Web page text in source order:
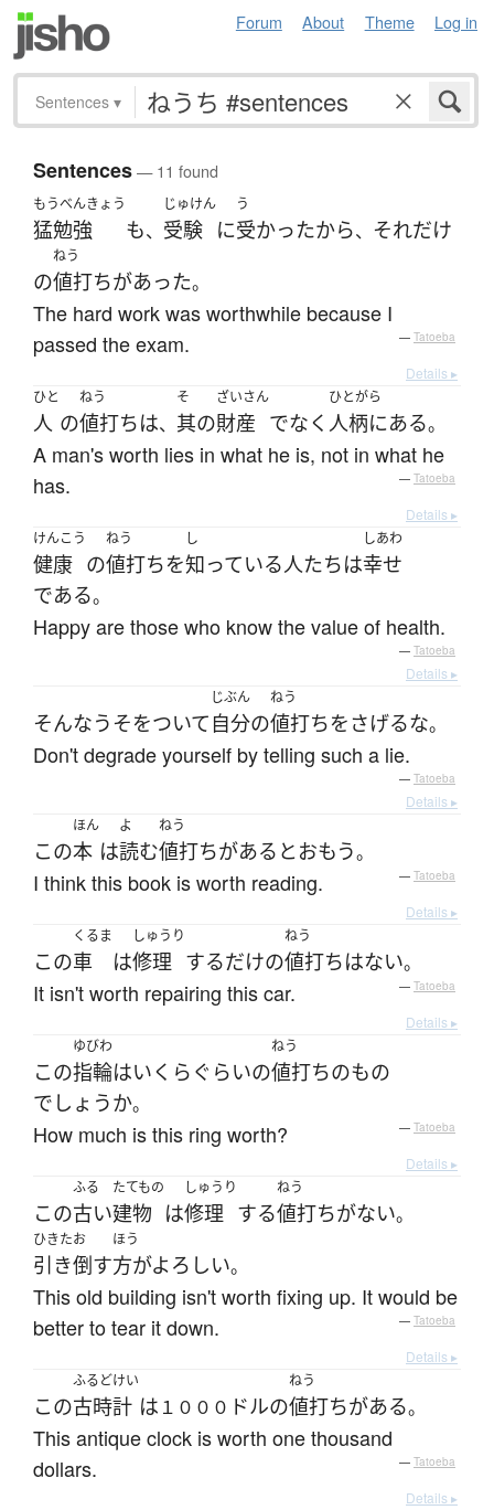
Forum About Theme Log in
Sentences ▾
Sentences— 11 found
もうべんきょう
猛勉強 も、
じゅけん
受験 に
う
受かったから、 それだけ
の
ねう
値打ちがあった。
The hard work was worthwhile because I
passed the exam.
— Tatoeba
Details ▸
ひと
人 の
ねう
値打ちは、
そ
其の
ざいさん
財産 でなく
ひとがら
人柄にある。
A man's worth lies in what he is, not in what he
has.
— Tatoeba
Details ▸
けんこう
健康 の
ねう
値打ちを
し
知っている人たちは
しあわ
幸せ
である。
Happy are those who know the value of health.
— Tatoeba
Details ▸
そんなうそをついて
じぶん
自分の
ねう
値打ちをさげるな。
Don't degrade yourself by telling such a lie.
— Tatoeba
Details ▸
この
ほん
本 は
よ
読む
ねう
値打ちがある とおもう。
I think this book is worth reading. — Tatoeba
Details ▸
この
くるま
車 は
しゅうり
修理 するだけの
ねう
値打ちはない。
It isn't worth repairing this car. — Tatoeba
Details ▸
この
ゆびわ
指輪はいくら ぐらいの
ねう
値打ちのもの
でしょうか。
How much is this ring worth? — Tatoeba
Details ▸
この
ふる
古い
たてもの
建物 は
しゅうり
修理 する
ねう
値打ちがない。
ひきたお
引き倒す
ほう
方がよろしい。
This old building isn't worth fixing up. It would be
better to tear it down.
— Tatoeba
Details ▸
この
ふるどけい
古時計 は １０００ ドルの
ねう
値打ちがある。
This antique clock is worth one thousand
dollars.
— Tatoeba
Details ▸